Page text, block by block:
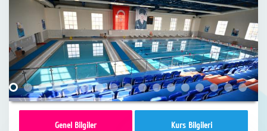
Genel Bilgiler Kurs Bilgileri